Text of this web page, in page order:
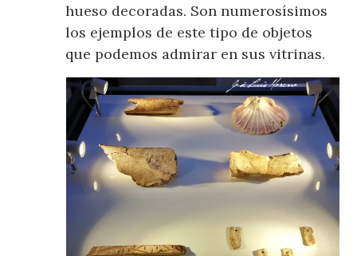
hueso decoradas. Son numerosísimos
los ejemplos de este tipo de objetos
que podemos admirar en sus vitrinas.